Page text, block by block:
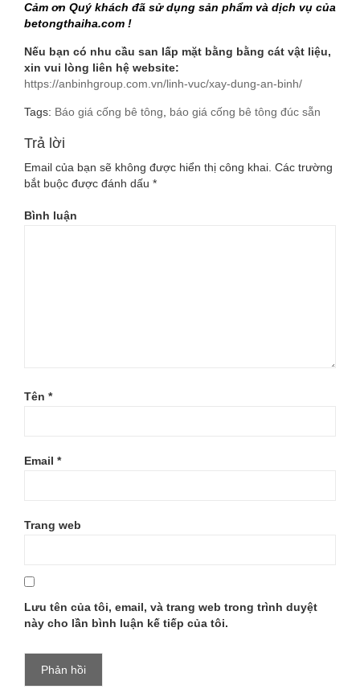
Cảm ơn Quý khách đã sử dụng sản phẩm và dịch vụ của
betongthaiha.com !
Nếu bạn có nhu cầu san lấp mặt bằng bằng cát vật liệu,
xin vui lòng liên hệ website:
https://anbinhgroup.com.vn/linh-vuc/xay-dung-an-binh/
Tags: Báo giá cống bê tông báo giá cống bê tông đúc sẵn
Trả lời
Email của bạn sẽ không được hiển thị công khai. Các trường
bắt buộc được đánh dấu *
Bình luận
Tên *
Email *
Trang web
Lưu tên của tôi, email, và trang web trong trình duyệt
này cho lần bình luận kế tiếp của tôi.